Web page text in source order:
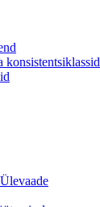
konsistentsiklassid